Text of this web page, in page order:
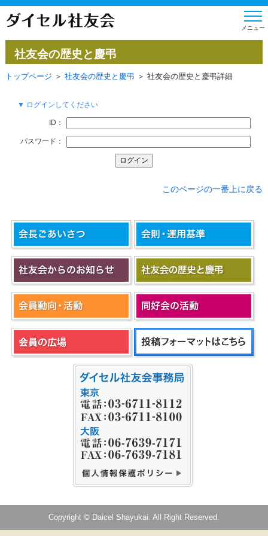
社友会の歴史と慶弔
トップページ ＞ 社友会の歴史と慶弔 ＞ 社友会の歴史と慶弔詳細
▼ ログインしてください
ID：
パスワード：
このページの一番上に戻る
Copyright © Daicel Shayukai. All Right Reserved.